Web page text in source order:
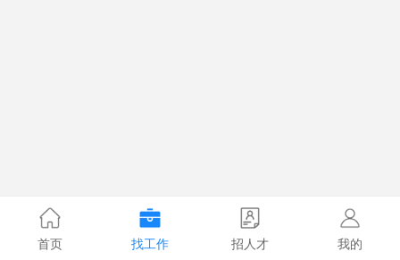
首页 找工作 招人才 我的